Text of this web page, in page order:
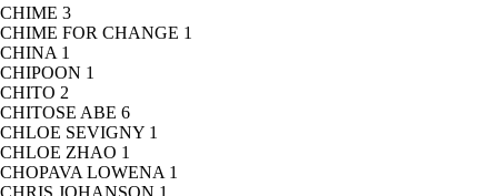
CHIME 3
CHIME FOR CHANGE 1
CHINA 1
CHIPOON 1
CHITO 2
CHITOSE ABE 6
CHLOE SEVIGNY 1
CHLOE ZHAO 1
CHOPAVA LOWENA 1
CHRIS JOHANSON 1